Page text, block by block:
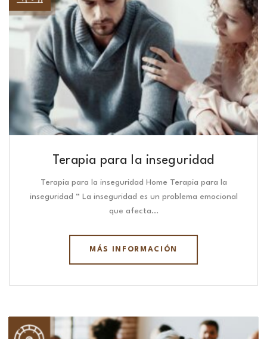
Terapia para la inseguridad
Terapia para la inseguridad Home Terapia para la
inseguridad “ La inseguridad es un problema emocional
que afecta…
MÁS INFORMACIÓN